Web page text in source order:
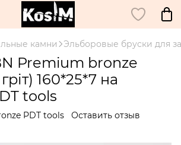
камни Эльборовые бруски для
Premium bronze
160*25*7 на
tools
PDT tools Оставить отзыв